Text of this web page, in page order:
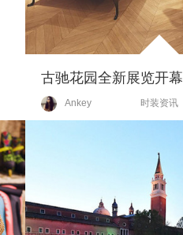
古驰花园全新展览开幕
Ankey 时装资讯